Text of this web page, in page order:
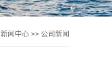
新闻中心 >> 公司新闻